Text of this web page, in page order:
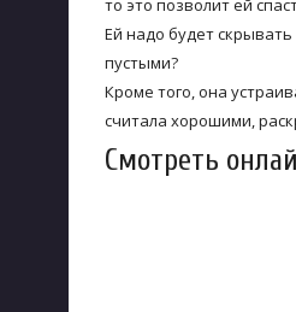
то это позволит ей
Ей надо будет
пустыми?
Кроме того, она
считала хорошими,
Смотреть